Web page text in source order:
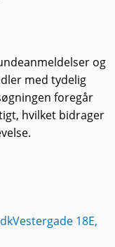
og
med tydelig
foregår
hvilket bidrager
Vestergade 18E,